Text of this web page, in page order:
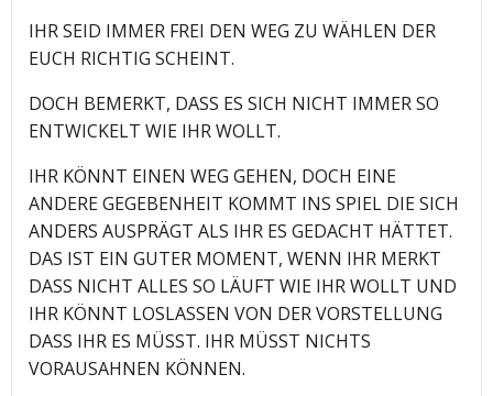
IHR SEID IMMER FREI DEN WEG ZU WÄHLEN DER
EUCH RICHTIG SCHEINT.
DOCH BEMERKT, DASS ES SICH NICHT IMMER SO
ENTWICKELT WIE IHR WOLLT.
IHR KÖNNT EINEN WEG GEHEN, DOCH EINE
ANDERE GEGEBENHEIT KOMMT INS SPIEL DIE SICH
ANDERS AUSPRÄGT ALS IHR ES GEDACHT HÄTTET.
DAS IST EIN GUTER MOMENT, WENN IHR MERKT
DASS NICHT ALLES SO LÄUFT WIE IHR WOLLT UND
IHR KÖNNT LOSLASSEN VON DER VORSTELLUNG
DASS IHR ES MÜSST. IHR MÜSST NICHTS
VORAUSAHNEN KÖNNEN.